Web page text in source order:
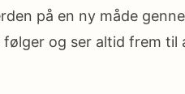
på en ny måde
og ser altid frem til